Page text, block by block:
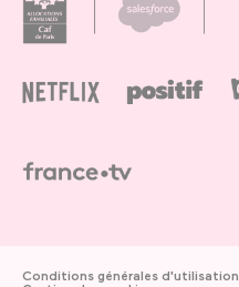
Conditions générales d'utilisation